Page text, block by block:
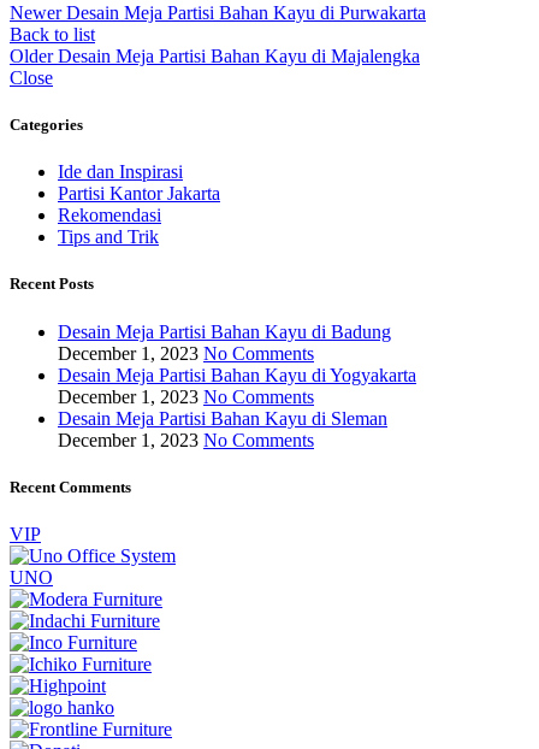
Newer Desain Meja Partisi Bahan Kayu di Purwakarta
Back to list
Older Desain Meja Partisi Bahan Kayu di Majalengka
Close
Categories
Ide dan Inspirasi
Partisi Kantor Jakarta
Rekomendasi
Tips and Trik
Recent Posts
Desain Meja Partisi Bahan Kayu di Badung
December 1, 2023 No Comments
Desain Meja Partisi Bahan Kayu di Yogyakarta
December 1, 2023 No Comments
Desain Meja Partisi Bahan Kayu di Sleman
December 1, 2023 No Comments
Recent Comments
VIP
UNO